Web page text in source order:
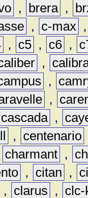
, brera ,
, c-max
, c5 , c6 ,
,
,
,
cascada ,
, centenario
charmant ,
, citan ,
, clarus ,
clc-